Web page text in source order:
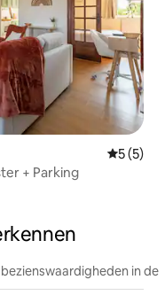
5 (5)
+ Parking
in de